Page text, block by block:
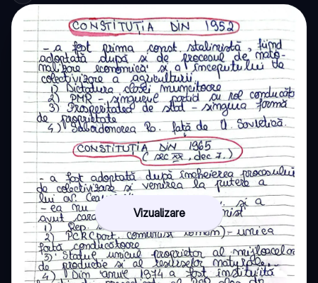
Vizualizare